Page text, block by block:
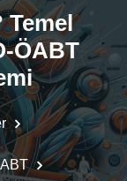
Temel
ÖABT